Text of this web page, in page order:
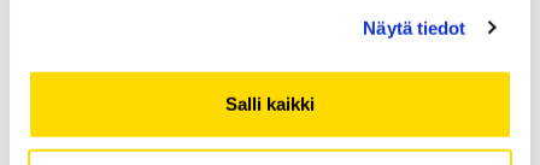
Näytä tiedot
Salli kaikki
merkonomin tutkinnon Vaasan
kauppaoppilaitoksessa vuonna
1971. Sen jälkeen hän valmistui
ensin vuonna 1976 ekonomiksi ja